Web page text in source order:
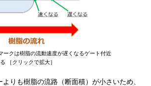
ークは樹脂の流動速度が遅くなるゲート付近
［クリックで拡大］
りも樹脂の流路（断面積）が小さいため、